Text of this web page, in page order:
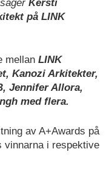
Kersti
på LINK
mellan LINK
Kanozi Arkitekter,
Jennifer Allora,
med flera.
av A+Awards på
vinnarna i respektive